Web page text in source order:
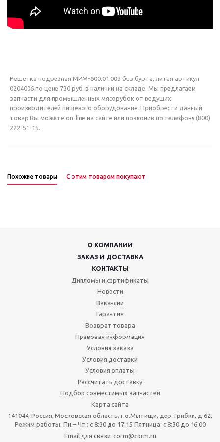
Решетка подрезная МИМ-600.01.003 без бурта, литая артикул
0204006 по цене 730 руб. в наличии на складе. Мы предлагаем
запчасти для промышленных мясорубок от ведущих
производителей пищевого оборудования. Приобрести данный
товар Вы можете on-line на сайте или позвонив по телефону (800)
222-51-15.
Похожие товары С этим товаром покупают
О КОМПАНИИ
ЗАКАЗ И ДОСТАВКА
КОНТАКТЫ
Дипломы и сертификаты
Новости
Вакансии
Гарантия
Возврат товара
Правовая информация
Условия заказа
Условия доставки
Условия оплаты
Рассчитать доставку
Подбор совместимых запчастей
Карта сайта
141044, Россия, Московская область, г.о.Мытищи, дер. Грибки, д 62,
Режим работы: Пн.– Чт.: с 8:30 до 17:15 Пятница: c 8:30 до 16:00
Email для связи: corm@corm.ru